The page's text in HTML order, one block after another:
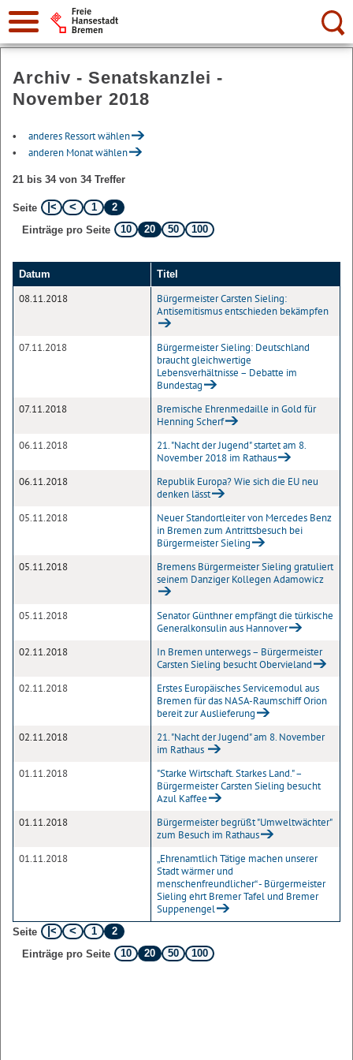
Suche:
Archiv - Senatskanzlei -
November 2018
anderes Ressort wählen
anderen Monat wählen
21 bis 34 von 34 Treffer
Seite 1
2
Einträge pro Seite
10 20 50 100
Datum Titel
08.11.2018
Bürgermeister Carsten Sieling:
Antisemitismus entschieden bekämpfen
07.11.2018
Bürgermeister Sieling: Deutschland
braucht gleichwertige
Lebensverhältnisse – Debatte im
Bundestag
07.11.2018
Bremische Ehrenmedaille in Gold für
Henning Scherf
06.11.2018
21. "Nacht der Jugend" startet am 8.
November 2018 im Rathaus
06.11.2018
Republik Europa? Wie sich die EU neu
denken lässt
05.11.2018
Neuer Standortleiter von Mercedes Benz
in Bremen zum Antrittsbesuch bei
Bürgermeister Sieling
05.11.2018
Bremens Bürgermeister Sieling gratuliert
seinem Danziger Kollegen Adamowicz
05.11.2018
Senator Günthner empfängt die türkische
Generalkonsulin aus Hannover
02.11.2018
In Bremen unterwegs – Bürgermeister
Carsten Sieling besucht Obervieland
02.11.2018
Erstes Europäisches Servicemodul aus
Bremen für das NASA-Raumschiff Orion
bereit zur Auslieferung
02.11.2018
21. "Nacht der Jugend" am 8. November
im Rathaus
01.11.2018
"Starke Wirtschaft. Starkes Land." –
Bürgermeister Carsten Sieling besucht
Azul Kaffee
01.11.2018
Bürgermeister begrüßt "Umweltwächter"
zum Besuch im Rathaus
01.11.2018
„Ehrenamtlich Tätige machen unserer
Stadt wärmer und
menschenfreundlicher“ - Bürgermeister
Sieling ehrt Bremer Tafel und Bremer
Suppenengel
Seite 1
2
Einträge pro Seite
10 20 50 100